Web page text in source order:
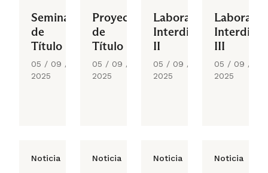
Seminario
de
Título
05 / 09 /
2025
Proyecto
de
Título
05 / 09 /
2025
Laboratorio
Interdisciplinar
II
05 / 09 /
2025
III
05 / 09 /
2025
Noticia Noticia Noticia Noticia